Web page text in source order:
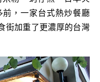
，一家台式熱炒餐廳
街加重了更濃厚的台灣